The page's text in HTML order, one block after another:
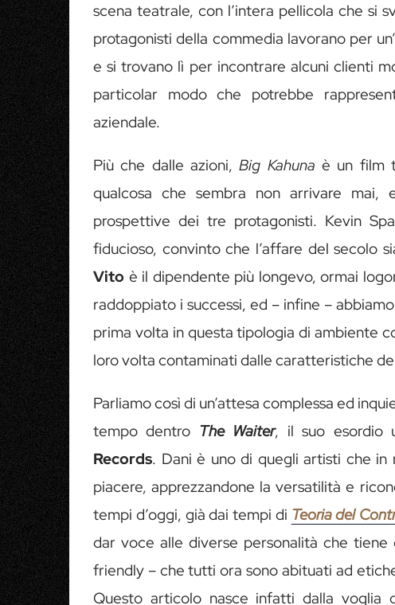
scena teatrale, con l’intera pellicola che si
protagonisti della commedia lavorano per
e si trovano lì per incontrare alcuni clienti
particolar modo che potrebbe
aziendale.
Più che dalle azioni,Big Kahuna è un film
qualcosa che sembra non arrivare
prospettive dei tre protagonisti. Kevin
fiducioso, convinto che l’affare del secolo
Vito è il dipendente più longevo, ormai
raddoppiato i successi, ed – infine – abbiamo
prima volta in questa tipologia di ambiente
loro volta contaminati dalle caratteristiche
Parliamo così di un’attesa complessa ed
tempo dentro The Waiter, il suo esordio
Records. Dani è uno di quegli artisti che
piacere, apprezzandone la versatilità e
tempi d’oggi, già dai tempi di Teoria del
dar voce alle diverse personalità che
friendly – che tutti ora sono abituati ad
Questo articolo nasce infatti dalla voglia